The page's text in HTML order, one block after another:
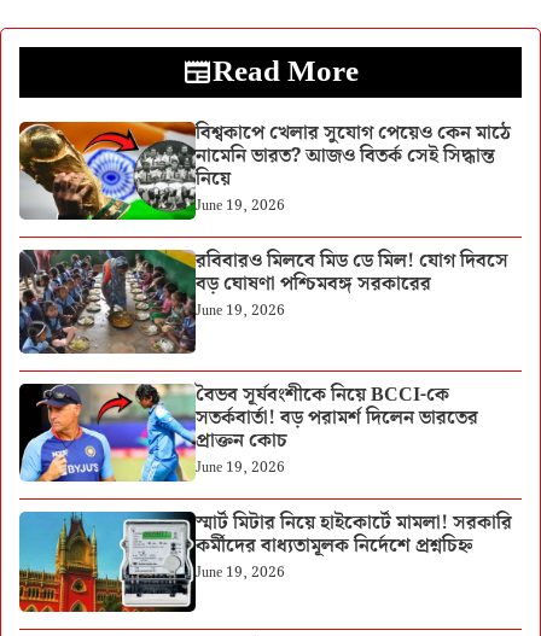
Read More
বিশ্বকাপে খেলার সুযোগ পেয়েও কেন মাঠে
নামেনি ভারত? আজও বিতর্ক সেই সিদ্ধান্ত
নিয়ে
June 19, 2026
রবিবারও মিলবে মিড ডে মিল! যোগ দিবসে
বড় ঘোষণা পশ্চিমবঙ্গ সরকারের
June 19, 2026
বৈভব সূর্যবংশীকে নিয়ে BCCI-কে
সতর্কবার্তা! বড় পরামর্শ দিলেন ভারতের
প্রাক্তন কোচ
June 19, 2026
স্মার্ট মিটার নিয়ে হাইকোর্টে মামলা! সরকারি
কর্মীদের বাধ্যতামূলক নির্দেশে প্রশ্নচিহ্ন
June 19, 2026